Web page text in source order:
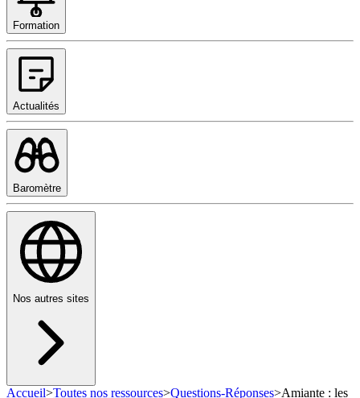
Formation
Actualités
Baromètre
Nos autres sites
Accueil>Toutes nos ressources>Questions-Réponses>Amiante : les